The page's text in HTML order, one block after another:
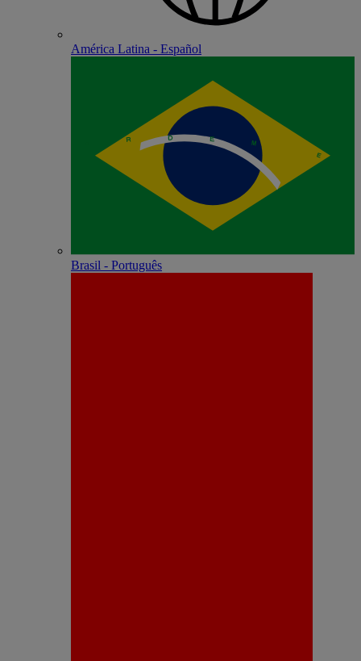
América Latina - Español
Brasil - Português